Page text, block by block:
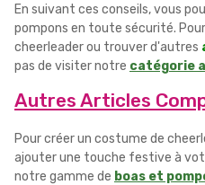
En suivant ces conseils, vous
pompons en toute sécurité.
cheerleader ou trouver d'autres
pas de visiter notre catégorie
Autres Articles
Pour créer un costume de
ajouter une touche festive à
notre gamme de boas et